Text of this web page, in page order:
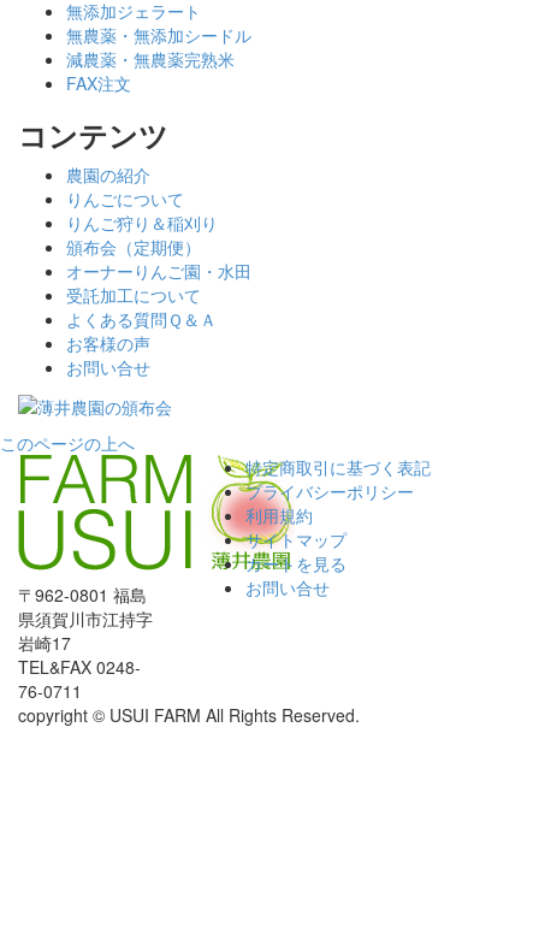
無添加ジェラート
無農薬・無添加シードル
減農薬・無農薬完熟米
FAX注文
コンテンツ
農園の紹介
りんごについて
りんご狩り＆稲刈り
頒布会（定期便）
オーナーりんご園・水田
受託加工について
よくある質問Ｑ＆Ａ
お客様の声
お問い合せ
このページの上へ
〒962-0801 福島
県須賀川市江持字
岩崎17
TEL&FAX 0248-
76-0711
特定商取引に基づく表記
プライバシーポリシー
利用規約
サイトマップ
カートを見る
お問い合せ
copyright © USUI FARM All Rights Reserved.